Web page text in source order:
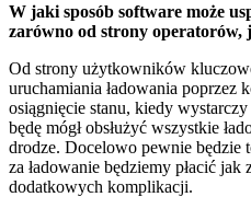
W jaki sposób software może
zarówno od strony
Od strony użytkowników
uruchamiania ładowania poprzez
osiągnięcie stanu, kiedy
będę mógł obsłużyć wszystkie
drodze. Docelowo pewnie będzie
za ładowanie będziemy płacić jak
dodatkowych komplikacji.